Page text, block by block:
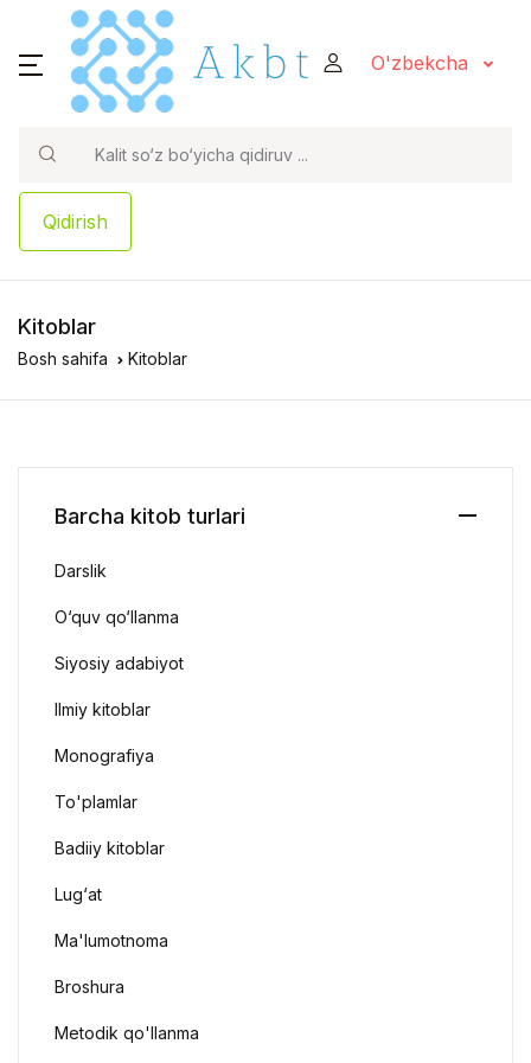
O'zbekcha
Qidirish
Kitoblar
Bosh sahifa Kitoblar
Barcha kitob turlari
Darslik
O‘quv qo‘llanma
Siyosiy adabiyot
Ilmiy kitoblar
Monografiya
To'plamlar
Badiiy kitoblar
Lug‘at
Ma'lumotnoma
Broshura
Metodik qo'llanma